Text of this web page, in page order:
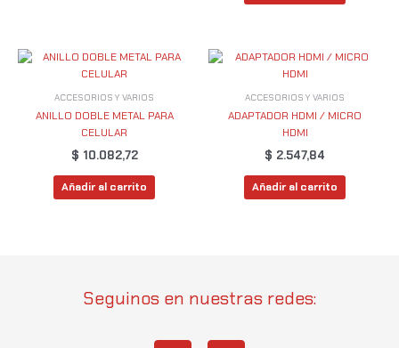
ACCESORIOS Y VARIOS
ANILLO DOBLE METAL PARA
CELULAR
$ 10.082,72
Añadir al carrito
ACCESORIOS Y VARIOS
ADAPTADOR HDMI / MICRO
HDMI
$ 2.547,84
Añadir al carrito
Seguinos en nuestras redes: